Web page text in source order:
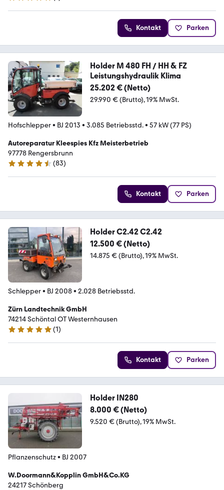
Kontakt Parken
Holder M 480 FH / HH & FZ
Leistungshydraulik Klima
25.202 € (Netto)
29.990 € (Brutto) 19% MwSt.
Hofschlepper• BJ 2013 • 3.085 Betriebsstd.• 57 kW (77 PS)
Autoreparatur Kleespies Kfz Meisterbetrieb
97778 Rengersbrunn
4.6 Sterne
(83)
Kontakt Parken
Holder C2.42 C2.42
12.500 € (Netto)
14.875 € (Brutto) 19% MwSt.
Schlepper• BJ 2008• 2.028 Betriebsstd.
Zürn Landtechnik GmbH
74214 Schöntal OT Westernhausen
5 Sterne
(1)
Kontakt Parken
Holder IN280
8.000 € (Netto)
9.520 € (Brutto) 19% MwSt.
Pflanzenschutz• BJ 2007
W.Doormann&Kopplin GmbH&Co.KG
24217 Schönberg